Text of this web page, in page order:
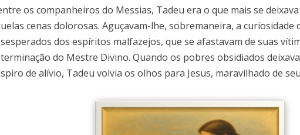
os companheiros do Messias, Tadeu era o que mais se
cenas dolorosas. Aguçavam-lhe, sobremaneira, a curiosidade
dos espíritos malfazejos, que se afastavam de suas
do Mestre Divino. Quando os pobres obsidiados
de alívio, Tadeu volvia os olhos para Jesus, maravilhado de